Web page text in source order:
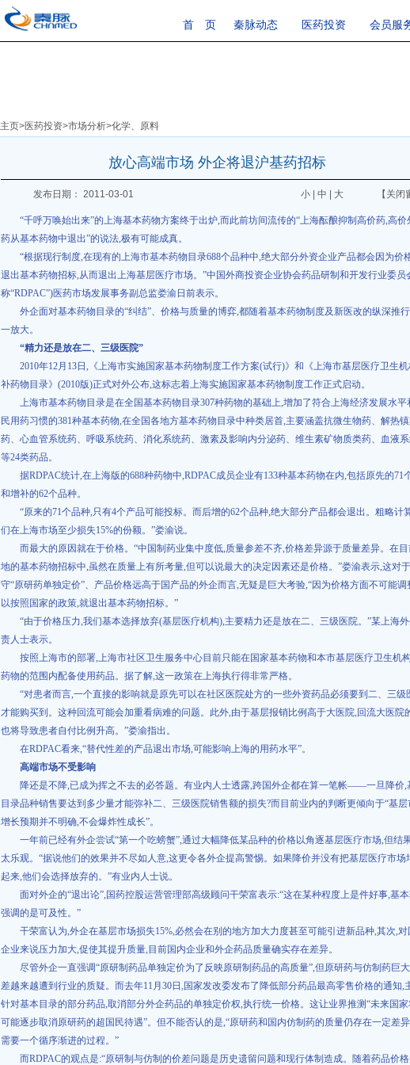
首 页 秦脉动态 医药投资 会员服
主页>医药投资>市场分析>化学、原料
放心高端市场 外企将退沪基药招标
发布日期： 2011-03-01 小 中 大 【关闭
“千呼万唤始出来”的上海基本药物方案终于出炉,而此前坊间流传的“上海酝酿抑制高价药,高价
药从基本药物中退出”的说法,极有可能成真。
“根据现行制度,在现有的上海市基本药物目录688个品种中,绝大部分外资企业产品都会因为价
退出基本药物招标,从而退出上海基层医疗市场。”中国外商投资企业协会药品研制和开发行业委员
称“RDPAC”)医药市场发展事务副总监娄渝日前表示。
外企面对基本药物目录的“纠结”、价格与质量的博弈,都随着基本药物制度及新医改的纵深推
一放大。
“精力还是放在二、三级医院”
2010年12月 13日 , 《上海市实施国家基本药物制度工作方案(试行)》和《上海市基层医疗卫生
补药物目录》 (2010版)正式对外公布,这标志着上海实施国家基本药物制度工作正式启动。
上海市基本药物目录是在全国基本药物目录307种药物的基础上,增加了符合上海经济发展水平
民用药习惯的381种基本药物,在全国各地方基本药物目录中种类居首,主要涵盖抗微生物药、解热
药、心血管系统药、呼吸系统药、消化系统药、激素及影响内分泌药、维生素矿物质类药、血液
等24类药品。
据RDPAC统计,在上海版的688种药物中,RDPAC成员企业有133种基本药物在内,包括原先的71
和增补的62个品种。
“原来的71个品种,只有4个产品可能投标。而后增的62个品种,绝大部分产品都会退出。粗略计
们在上海市场至少损失15%的份额。”娄渝说。
而最大的原因就在于价格。“中国制药业集中度低,质量参差不齐,价格差异源于质量差异。在目
地的基本药物招标中,虽然在质量上有所考量,但可以说最大的决定因素还是价格。”娄渝表示,这对
守“原研药单独定价”、产品价格远高于国产品的外企而言,无疑是巨大考验,“因为价格方面不可能调
以按照国家的政策,就退出基本药物招标。”
“由于价格压力,我们基本选择放弃(基层医疗机构),主要精力还是放在二、三级医院。”某上海
责人士表示。
按照上海市的部署,上海市社区卫生服务中心目前只能在国家基本药物和本市基层医疗卫生机
药物的范围内配备使用药品。据了解,这一政策在上海执行得非常严格。
“对患者而言,一个直接的影响就是原先可以在社区医院处方的一些外资药品必须要到二、三级
才能购买到。这种回流可能会加重看病难的问题。此外,由于基层报销比例高于大医院, 回流大医院
也将导致患者自付比例升高。”娄渝指出。
在RDPAC看来,“替代性差的产品退出市场,可能影响上海的用药水平”。
高端市场不受影响
降还是不降,已成为挥之不去的必答题。有业内人士透露,跨国外企都在算一笔帐——一旦降价,
目录品种销售要达到多少量才能弥补二、三级医院销售额的损失?而目前业内的判断更倾向于“基层
增长预期并不明确,不会爆炸性成长”。
一年前已经有外企尝试“第一个吃螃蟹”,通过大幅降低某品种的价格以角逐基层医疗市场,但结
太乐观。“据说他们的效果并不尽如人意,这更令各外企提高警惕。如果降价并没有把基层医疗市场
起来,他们会选择放弃的。”有业内人士说。
面对外企的“退出论”, 国药控股运营管理部高级顾问干荣富表示:“这在某种程度上是件好事,基
强调的是可及性。”
干荣富认为,外企在基层市场损失15%,必然会在别的地方加大力度甚至可能引进新品种,其次,对
企业来说压力加大,促使其提升质量, 目前国内企业和外企药品质量确实存在差异。
尽管外企一直强调“原研制药品单独定价为了反映原研制药品的高质量”,但原研药与仿制药巨
差越来越遭到行业的质疑。而去年11 月 30日 , 国家发改委发布了降低部分药品最高零售价格的通知,
针对基本目录的部分药品,取消部分外企药品的单独定价权,执行统一价格。这让业界推测“未来国
可能逐步取消原研药的超国民待遇”。但不能否认的是,“原研药和国内仿制药的质量仍存在一定差
需要一个循序渐进的过程。”
而RDPAC的观点是:“原研制与仿制的价差问题是历史遗留问题和现行体制造成。随着药品价